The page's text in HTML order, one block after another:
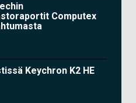
Computex
Keychron K2 HE